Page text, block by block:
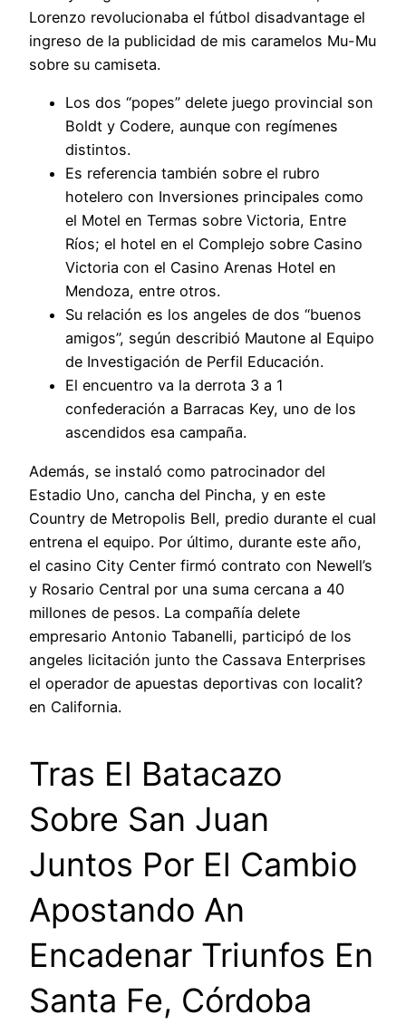
Lorenzo revolucionaba el fútbol disadvantage el
ingreso de la publicidad de mis caramelos Mu-Mu
sobre su camiseta.
Los dos “popes” delete juego provincial son
Boldt y Codere, aunque con regímenes
distintos.
Es referencia también sobre el rubro
hotelero con Inversiones principales como
el Motel en Termas sobre Victoria, Entre
Ríos; el hotel en el Complejo sobre Casino
Victoria con el Casino Arenas Hotel en
Mendoza, entre otros.
Su relación es los angeles de dos “buenos
amigos”, según describió Mautone al Equipo
de Investigación de Perfil Educación.
El encuentro va la derrota 3 a 1
confederación a Barracas Key, uno de los
ascendidos esa campaña.
Además, se instaló como patrocinador del
Estadio Uno, cancha del Pincha, y en este
Country de Metropolis Bell, predio durante el cual
entrena el equipo. Por último, durante este año,
el casino City Center firmó contrato con Newell’s
y Rosario Central por una suma cercana a 40
millones de pesos. La compañía delete
empresario Antonio Tabanelli, participó de los
angeles licitación junto the Cassava Enterprises
el operador de apuestas deportivas con localit?
en California.
Tras El Batacazo
Sobre San Juan
Juntos Por El Cambio
Apostando An
Encadenar Triunfos En
Santa Fe, Córdoba